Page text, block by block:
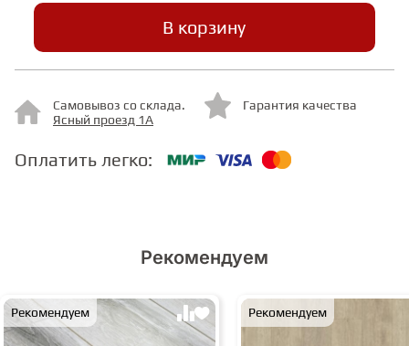
ЛАМИНАТ SWF
В корзину
Самовывоз со склада.
Ясный проезд 1А
Гарантия качества
Оплатить легко:
Рекомендуем
Рекомендуем Рекомендуем